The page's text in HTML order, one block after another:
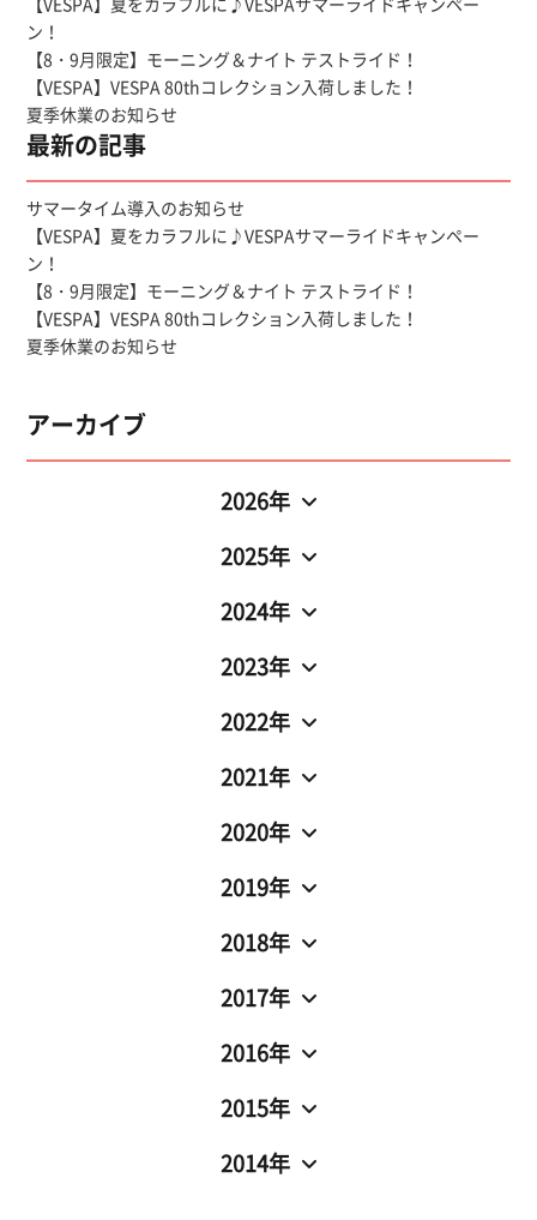
ン！
【8・9月限定】モーニング＆ナイト テストライド！
【VESPA】VESPA 80thコレクション入荷しました！
夏季休業のお知らせ
最新の記事
サマータイム導入のお知らせ
【VESPA】夏をカラフルに♪VESPAサマーライドキャンペー
ン！
【8・9月限定】モーニング＆ナイト テストライド！
【VESPA】VESPA 80thコレクション入荷しました！
夏季休業のお知らせ
アーカイブ
2026年
2025年
2024年
2023年
2022年
2021年
2020年
2019年
2018年
2017年
2016年
2015年
2014年